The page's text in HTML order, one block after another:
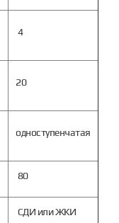
4
20
одноступенчатая
80
СДИ или ЖКИ